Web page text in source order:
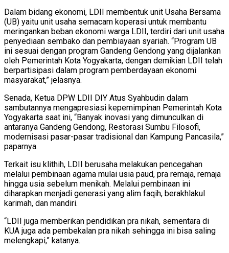
Dalam bidang ekonomi, LDII membentuk unit Usaha Bersama
(UB) yaitu unit usaha semacam koperasi untuk membantu
meringankan beban ekonomi warga LDII, terdiri dari unit usaha
penyediaan sembako dan pembiayaan syariah. “Program UB
ini sesuai dengan program Gandeng Gendong yang dijalankan
oleh Pemerintah Kota Yogyakarta, dengan demikian LDII telah
berpartisipasi dalam program pemberdayaan ekonomi
masyarakat,” jelasnya.
Senada, Ketua DPW LDII DIY Atus Syahbudin dalam
sambutannya mengapresiasi kepemimpinan Pemerintah Kota
Yogyakarta saat ini, “Banyak inovasi yang dimunculkan di
antaranya Gandeng Gendong, Restorasi Sumbu Filosofi,
modernisasi pasar-pasar tradisional dan Kampung Pancasila,”
paparnya.
Terkait isu klithih, LDII berusaha melakukan pencegahan
melalui pembinaan agama mulai usia paud, pra remaja, remaja
hingga usia sebelum menikah. Melalui pembinaan ini
diharapkan menjadi generasi yang alim faqih, berakhlakul
karimah, dan mandiri.
“LDII juga memberikan pendidikan pra nikah, sementara di
KUA juga ada pembekalan pra nikah sehingga ini bisa saling
melengkapi,” katanya.